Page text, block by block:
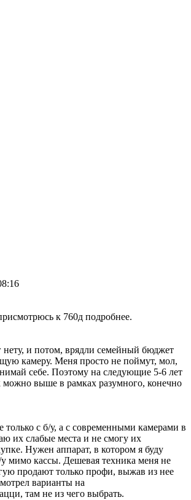
к 760д подробнее.
нету, и потом, врядли семейный бюджет
камеру. Меня просто не поймут, мол,
себе. Поэтому на следующие 5-6 лет
можно выше в рамках разумного, конечно
только с б/у, а с современными камерами в
их слабые места и не смогу их
Нужен аппарат, в котором я буду
мимо кассы. Дешевая техника меня не
продают только профи, выжав из нее
варианты на
там не из чего выбрать.